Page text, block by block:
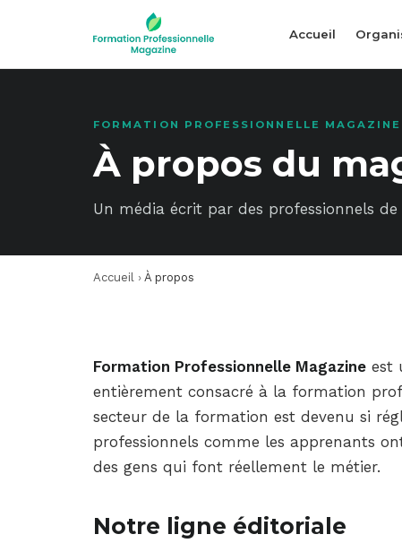
Accueil
FORMATION PROFESSIONNELLE MAGAZINE
À propos du
Un média écrit par des professionnels
Accueil › À propos
Formation Professionnelle Magazine est
entièrement consacré à la formation
secteur de la formation est devenu si
professionnels comme les apprenants
des gens qui font réellement le métier.
Notre ligne éditoriale